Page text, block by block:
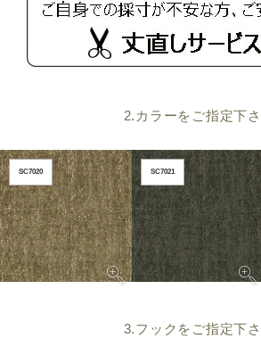
2.カラーをご指定下
SC7020 SC7021
3.フックをご指定下